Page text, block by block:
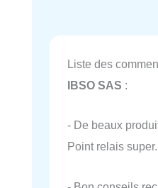
Liste des
IBSO SAS :
- De beaux
Point relais super.